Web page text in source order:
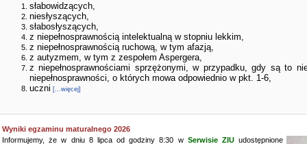
słabowidzących,
niesłyszących,
słabosłyszących,
z niepełnosprawnością intelektualną w stopniu lekkim,
z niepełnosprawnością ruchową, w tym afazją,
z autyzmem, w tym z zespołem Aspergera,
z niepełnosprawnościami sprzężonymi, w przypadku, gdy są to
niepełnosprawności, o których mowa odpowiednio w pkt. 1-6,
uczni [...więcej]
Wyniki egzaminu maturalnego 2026
Informujemy, że w dniu 8 lipca od godziny 8:30 w Serwisie ZIU udostępnione